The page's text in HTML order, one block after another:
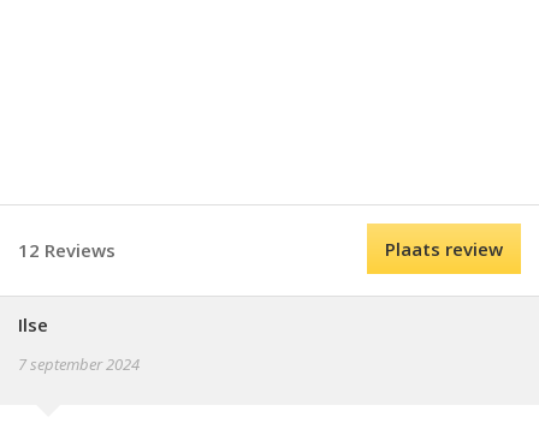
12 Reviews Plaats review
Ilse
7 september 2024